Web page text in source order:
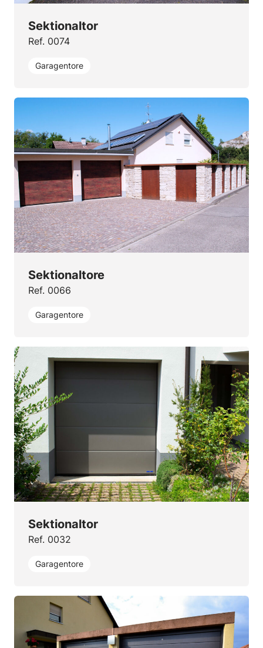
Sektionaltor
Ref. 0074
Garagentore
Sektionaltore
Ref. 0066
Garagentore
Sektionaltor
Ref. 0032
Garagentore